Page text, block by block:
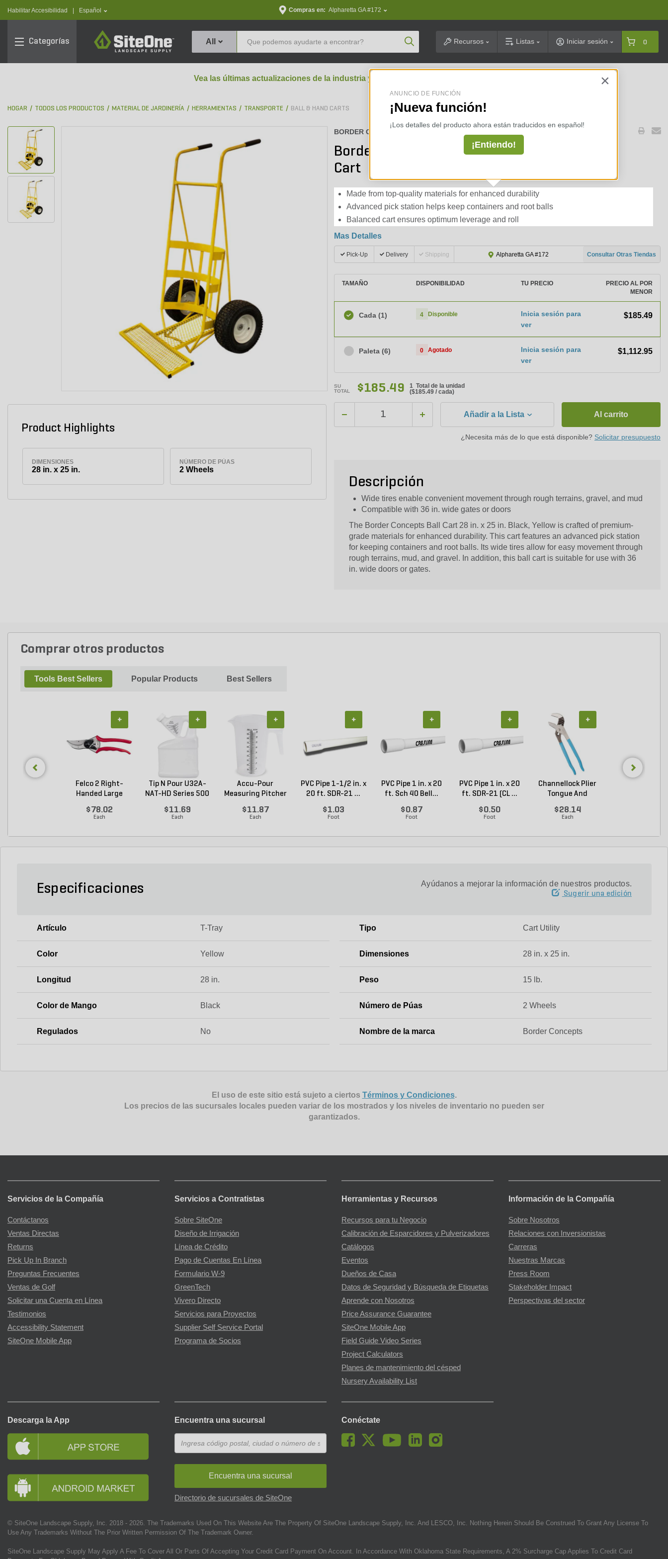
Habilitar Accesibilidad text.language
Español Compras en: Alpharetta GA #172
Categorías
SiteOne
All Product SearchRecursos Listas Iniciar sesión 0
Vea las últimas actualizaciones de la industria y perspectivas arancelarias ⇢
HOGAR TODOS LOS PRODUCTOS MATERIAL DE JARDINERÍA HERRAMIENTAS TRANSPORTE BALL & HAND CARTS
Product Highlights
DIMENSIONES
28 in. x 25 in.
NÚMERO DE PÚAS
2 Wheels
BORDER CONCEPTS :
Border Concepts Yellow Tray for 24 in. Ball
Cart
Made from top-quality materials for enhanced durability
Advanced pick station helps keep containers and root balls
Balanced cart ensures optimum leverage and roll
Mas Detalles
Pick-Up Delivery Shipping Alpharetta GA #172 Consultar Otras Tiendas
TAMAÑO DISPONIBILIDAD TU PRECIO
PRECIO AL POR
MENOR
Cada (1) 4 Disponible
Inicia sesión para
ver
$185.49
Paleta (6) 0 Agotado
Inicia sesión para
ver
$1,112.95
SU
TOTAL
$185.49
1 Total de la unidad
($185.49 / cada)
Añadir a la Lista Al carrito
¿Necesita más de lo que está disponible? Solicitar presupuesto
Descripción
Wide tires enable convenient movement through rough terrains, gravel, and mud
Compatible with 36 in. wide gates or doors
The Border Concepts Ball Cart 28 in. x 25 in. Black, Yellow is crafted of premium-
grade materials for enhanced durability. This cart features an advanced pick station
for keeping containers and root balls. Its wide tires allow for easy movement through
rough terrains, mud, and gravel. In addition, this ball cart is suitable for use with 36
in. wide doors or gates.
Comprar otros productos
Tools Best Sellers Popular Products Best Sellers
Felco 2 Right-
Handed Large
$78.02
Each
+
Tip N Pour U32A-
NAT-HD Series 500
$11.69
Each
+
Accu-Pour
Measuring Pitcher
$11.87
Each
+
PVC Pipe 1-1/2 in. x
20 ft. SDR-21 ...
$1.03
Foot
+
PVC Pipe 1 in. x 20
ft. Sch 40 Bell...
$0.87
Foot
+
PVC Pipe 1 in. x 20
ft. SDR-21 (CL ...
$0.50
Foot
+
Channellock Plier
Tongue And
$28.14
Each
+
Especificaciones Ayúdanos a mejorar la información de nuestros productos.
Sugerir una edición
Artículo T-Tray Tipo Cart Utility
Color Yellow Dimensiones 28 in. x 25 in.
Longitud 28 in. Peso 15 lb.
Color de Mango Black Número de Púas 2 Wheels
Regulados No Nombre de la marca Border Concepts
El uso de este sitio está sujeto a ciertos Términos y Condiciones.
Los precios de las sucursales locales pueden variar de los mostrados y los niveles de inventario no pueden ser
garantizados.
Servicios de la Compañía
Contáctanos
Ventas Directas
Returns
Pick Up In Branch
Preguntas Frecuentes
Ventas de Golf
Solicitar una Cuenta en Línea
Testimonios
Accessibility Statement
SiteOne Mobile App
Servicios a Contratistas
Sobre SiteOne
Diseño de Irrigación
Línea de Crédito
Pago de Cuentas En Línea
Formulario W-9
GreenTech
Vivero Directo
Servicios para Proyectos
Supplier Self Service Portal
Programa de Socios
Herramientas y Recursos
Recursos para tu Negocio
Calibración de Esparcidores y Pulverizadores
Catálogos
Eventos
Dueños de Casa
Datos de Seguridad y Búsqueda de Etiquetas
Aprende con Nosotros
Price Assurance Guarantee
SiteOne Mobile App
Field Guide Video Series
Project Calculators
Planes de mantenimiento del césped
Nursery Availability List
Información de la Compañía
Sobre Nosotros
Relaciones con Inversionistas
Carreras
Nuestras Marcas
Press Room
Stakeholder Impact
Perspectivas del sector
Descarga la App Encuentra una sucursal
Encuentra una sucursal
Directorio de sucursales de SiteOne
Conéctate
© SiteOne Landscape Supply, Inc. 2018 - 2026 . The Trademarks Used On This Website Are The Property Of SiteOne Landscape Supply, Inc. And LESCO, Inc. Nothing Herein Should Be Construed To Grant Any License To
Use Any Trademarks Without The Prior Written Permission Of The Trademark Owner.
SiteOne Landscape Supply May Apply A Fee To Cover All Or Parts Of Accepting Your Credit Card Payment On Account. In Accordance With Oklahoma State Requirements, A 2% Surcharge Cap Applies To Credit Card
×
ANUNCIO DE FUNCIÓN
¡Nueva función!
¡Los detalles del producto ahora están traducidos en español!
¡Entiendo!